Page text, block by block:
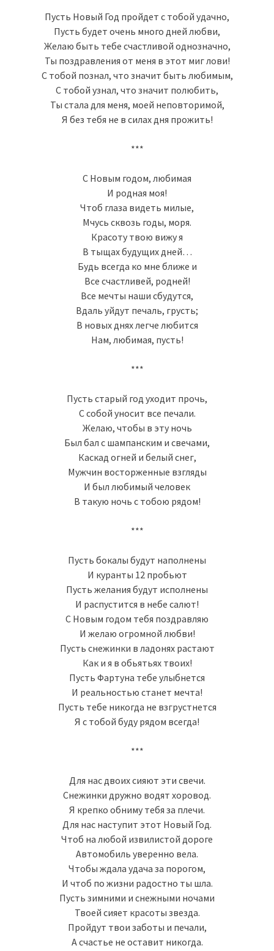
Пусть Новый Год пройдет с тобой удачно,
Пусть будет очень много дней любви,
Желаю быть тебе счастливой однозначно,
Ты поздравления от меня в этот миг лови!
С тобой познал, что значит быть любимым,
С тобой узнал, что значит полюбить,
Ты стала для меня, моей неповторимой,
Я без тебя не в силах дня прожить!
***
С Новым годом, любимая
И родная моя!
Чтоб глаза видеть милые,
Мчусь сквозь годы, моря.
Красоту твою вижу я
В тыщах будущих дней…
Будь всегда ко мне ближе и
Все счастливей, родней!
Все мечты наши сбудутся,
Вдаль уйдут печаль, грусть;
В новых днях легче любится
Нам, любимая, пусть!
***
Пусть старый год уходит прочь,
С собой уносит все печали.
Желаю, чтобы в эту ночь
Был бал с шампанским и свечами,
Каскад огней и белый снег,
Мужчин восторженные взгляды
И был любимый человек
В такую ночь с тобою рядом!
***
Пусть бокалы будут наполнены
И куранты 12 пробьют
Пусть желания будут исполнены
И распустится в небе салют!
С Новым годом тебя поздравляю
И желаю огромной любви!
Пусть снежинки в ладонях растают
Как и я в обьятьях твоих!
Пусть Фартуна тебе улыбнется
И реальностью станет мечта!
Пусть тебе никогда не взгрустнется
Я с тобой буду рядом всегда!
***
Для нас двоих сияют эти свечи.
Снежинки дружно водят хоровод.
Я крепко обниму тебя за плечи.
Для нас наступит этот Новый Год.
Чтоб на любой извилистой дороге
Автомобиль уверенно вела.
Чтобы ждала удача за порогом,
И чтоб по жизни радостно ты шла.
Пусть зимними и снежными ночами
Твоей сияет красоты звезда.
Пройдут твои заботы и печали,
А счастье не оставит никогда.